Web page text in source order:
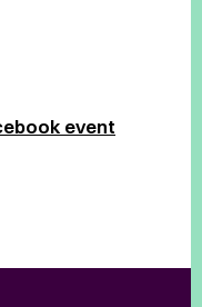
event